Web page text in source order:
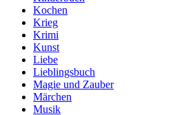
Kochen
Krieg
Krimi
Kunst
Liebe
Lieblingsbuch
Magie und Zauber
Märchen
Musik